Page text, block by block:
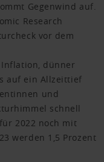
Gegenwind auf.
Research
vor dem
dünner
auf ein Allzeittief
und
schnell
2022 noch mit
werden 1,5 Prozent